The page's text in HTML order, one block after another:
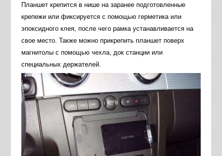
Планшет крепится в нише на заранее подготовленные
крепежи или фиксируется с помощью герметика или
эпоксидного клея, после чего рамка устанавливается на
свое место. Также можно прикрепить планшет поверх
магнитолы с помощью чехла, док станции или
специальных держателей.